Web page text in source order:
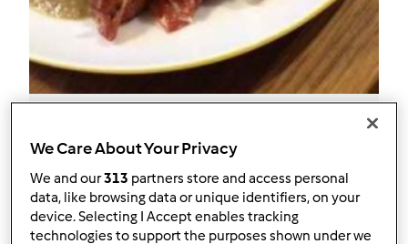
Mignons allo Speck
daGraff
0 21 facile -- 100
We Care About Your Privacy
We and our313 partners store and access personal
data, like browsing data or unique identifiers, on your
device. Selecting I Accept enables tracking
technologies to support the purposes shown under we